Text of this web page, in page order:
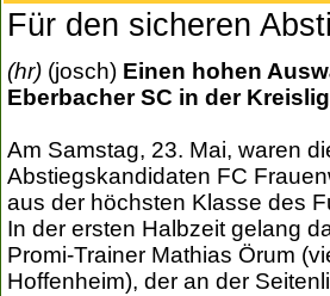
Für den sicheren
(hr) (josch) Einen hohen
Eberbacher SC in der
Am Samstag, 23. Mai, waren
Abstiegskandidaten FC
aus der höchsten Klasse des
In der ersten Halbzeit gelang
Promi-Trainer Mathias Örum
Hoffenheim), der an der